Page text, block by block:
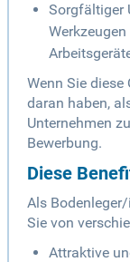
Sorgfältiger
Wenn Sie
daran haben,
Unternehmen
Bewerbung.
Diese
Als
Sie von
Attraktive